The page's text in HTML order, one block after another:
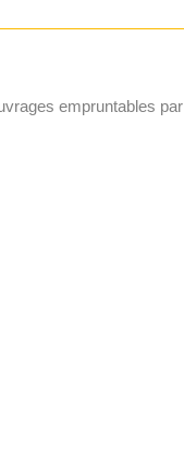
empruntables par